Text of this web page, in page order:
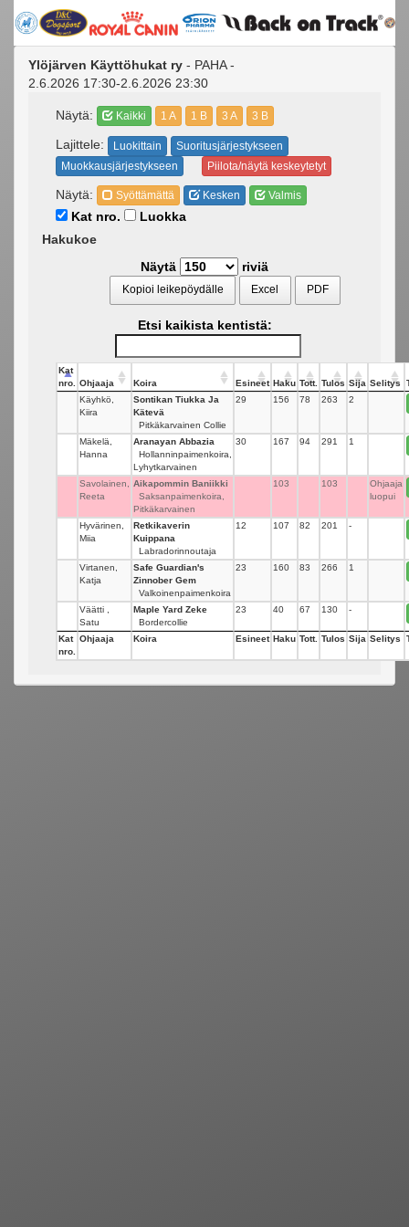
Ylöjärven Käyttöhukat ry - PAHA -
2.6.2026 17:30-2.6.2026 23:30
Näytä: Kaikki 1 A 1 B 3 A 3 B
Lajittele: Luokittain
Suoritusjärjestykseen
Muokkausjärjestykseen
Piilota/näytä keskeytetyt
Näytä: Syöttämättä Kesken Valmis
Kat nro.
Luokka
Hakukoe
Näytä
riviä
Kopioi leikepöydälle Excel PDF
Etsi kaikista kentistä:
Kat
nro.
Ohjaaja Koira Esineet Haku Tott. Tulos Sija Selitys
Käyhkö,
Kiira
Sontikan Tiukka Ja
Kätevä
Pitkäkarvainen Collie
29 156 78 263 2
Mäkelä,
Hanna
Aranayan Abbazia
Hollanninpaimenkoira,
Lyhytkarvainen
30 167 94 291 1
Savolainen,
Reeta
Aikapommin Baniikki
Saksanpaimenkoira,
Pitkäkarvainen
103 103
Ohjaaja
luopui
Hyvärinen,
Miia
Retkikaverin
Kuippana
Labradorinnoutaja
12 107 82 201 -
Virtanen,
Katja
Safe Guardian's
Zinnober Gem
Valkoinenpaimenkoira
23 160 83 266 1
Väätti ,
Satu
Maple Yard Zeke
Bordercollie
23 40 67 130 -
Kat
nro.
Ohjaaja Koira Esineet Haku Tott. Tulos Sija Selitys